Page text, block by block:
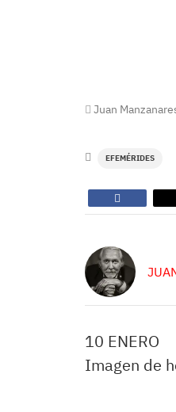
Juan
EFEMÉRIDES
10 ENERO
Imagen de